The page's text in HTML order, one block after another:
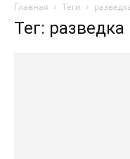
Главная Теги
Тег: разведка